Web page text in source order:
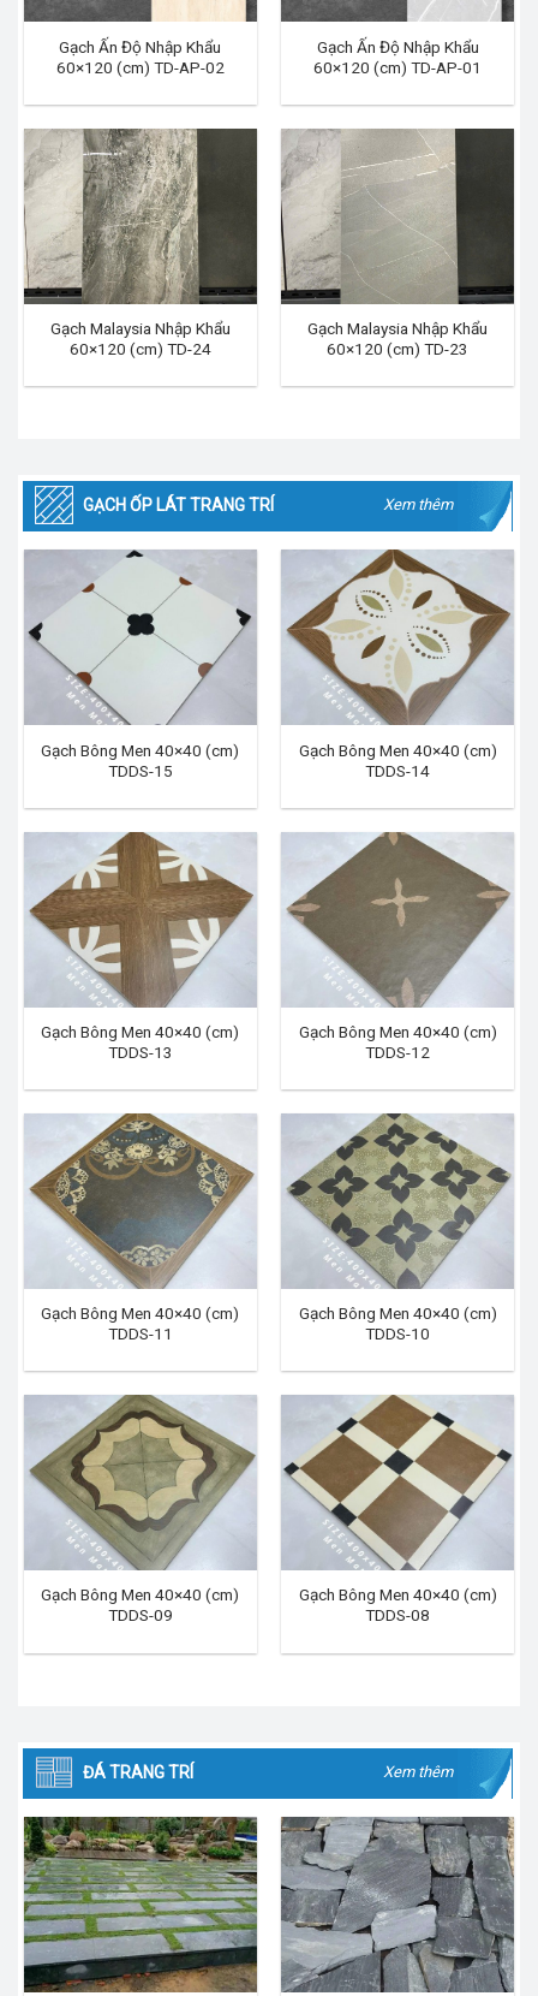
Gạch Ấn Độ Nhập Khẩu
60×120 (cm) TD-AP-02
Gạch Ấn Độ Nhập Khẩu
60×120 (cm) TD-AP-01
Gạch Malaysia Nhập Khẩu
60×120 (cm) TD-24
Gạch Malaysia Nhập Khẩu
60×120 (cm) TD-23
GẠCH ỐP LÁT TRANG TRÍ Xem thêm
Gạch Bông Men 40×40 (cm)
TDDS-15
Gạch Bông Men 40×40 (cm)
TDDS-14
Gạch Bông Men 40×40 (cm)
TDDS-13
Gạch Bông Men 40×40 (cm)
TDDS-12
Gạch Bông Men 40×40 (cm)
TDDS-11
Gạch Bông Men 40×40 (cm)
TDDS-10
Gạch Bông Men 40×40 (cm)
TDDS-09
Gạch Bông Men 40×40 (cm)
TDDS-08
ĐÁ TRANG TRÍ Xem thêm